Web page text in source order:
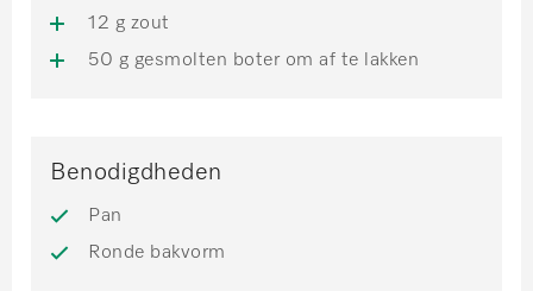
12 g zout
50 g gesmolten boter om af te lakken
Benodigdheden
Pan
Ronde bakvorm